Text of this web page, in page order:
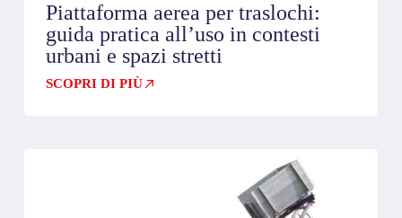
Piattaforma aerea per traslochi:
guida pratica all’uso in contesti
urbani e spazi stretti
SCOPRI DI PIÙ